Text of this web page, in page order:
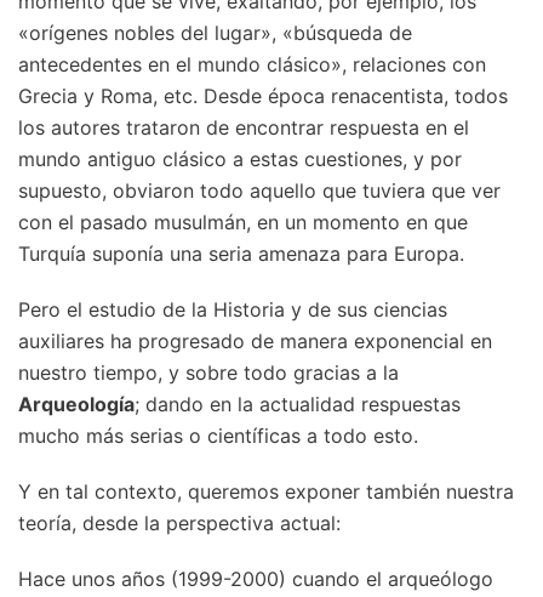
«orígenes nobles del lugar», «búsqueda de
antecedentes en el mundo clásico», relaciones con
Grecia y Roma, etc. Desde época renacentista, todos
los autores trataron de encontrar respuesta en el
mundo antiguo clásico a estas cuestiones, y por
supuesto, obviaron todo aquello que tuviera que ver
con el pasado musulmán, en un momento en que
Turquía suponía una seria amenaza para Europa.
Pero el estudio de la Historia y de sus ciencias
auxiliares ha progresado de manera exponencial en
nuestro tiempo, y sobre todo gracias a la
Arqueología; dando en la actualidad respuestas
mucho más serias o científicas a todo esto.
Y en tal contexto, queremos exponer también nuestra
teoría, desde la perspectiva actual:
Hace unos años (1999-2000) cuando el arqueólogo